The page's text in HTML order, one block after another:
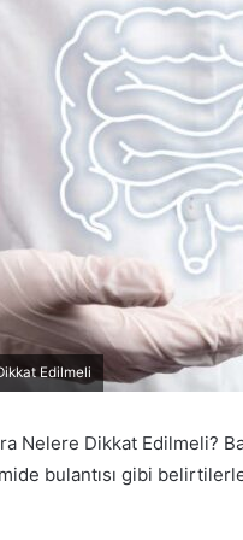
Edilmeli
Nelere Dikkat Edilmeli?
bulantısı gibi